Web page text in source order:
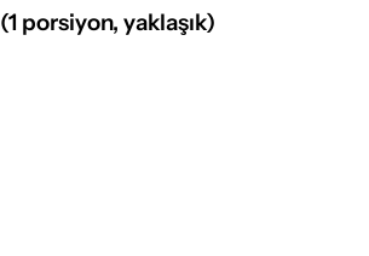
(1 porsiyon, yaklaşık)